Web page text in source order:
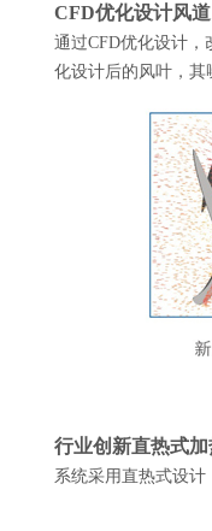
CFD优化设计风道
通过CFD优化设计
化设计后的风叶，
行业创新直热式
系统采用直热式设计